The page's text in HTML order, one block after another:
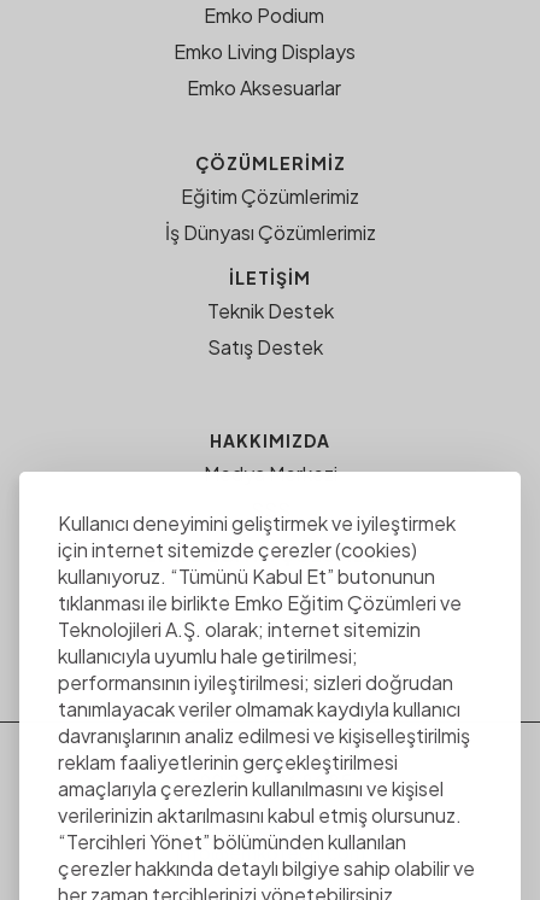
Kullanıcı deneyimini geliştirmek ve iyileştirmek
için internet sitemizde çerezler (cookies)
kullanıyoruz. “Tümünü Kabul Et” butonunun
tıklanması ile birlikte Emko Eğitim Çözümleri ve
Teknolojileri A.Ş. olarak; internet sitemizin
kullanıcıyla uyumlu hale getirilmesi;
performansının iyileştirilmesi; sizleri doğrudan
tanımlayacak veriler olmamak kaydıyla kullanıcı
davranışlarının analiz edilmesi ve kişiselleştirilmiş
reklam faaliyetlerinin gerçekleştirilmesi
amaçlarıyla çerezlerin kullanılmasını ve kişisel
verilerinizin aktarılmasını kabul etmiş olursunuz.
“Tercihleri Yönet” bölümünden kullanılan
çerezler hakkında detaylı bilgiye sahip olabilir ve
her zaman tercihlerinizi yönetebilirsiniz.
Emko Podium
Emko Living Displays
Emko Aksesuarlar
ÇÖZÜMLERIMIZ
Eğitim Çözümlerimiz
İş Dünyası Çözümlerimiz
İLETİŞİM
Teknik Destek
Satış Destek
HAKKIMIZDA
Medya Merkezi
EMKO EĞITIM ÇÖZÜMLERI
ee.com.tr
Kariyer Fırsatları
Çerezler
+90 212 886 86 85
info@emkotech.com